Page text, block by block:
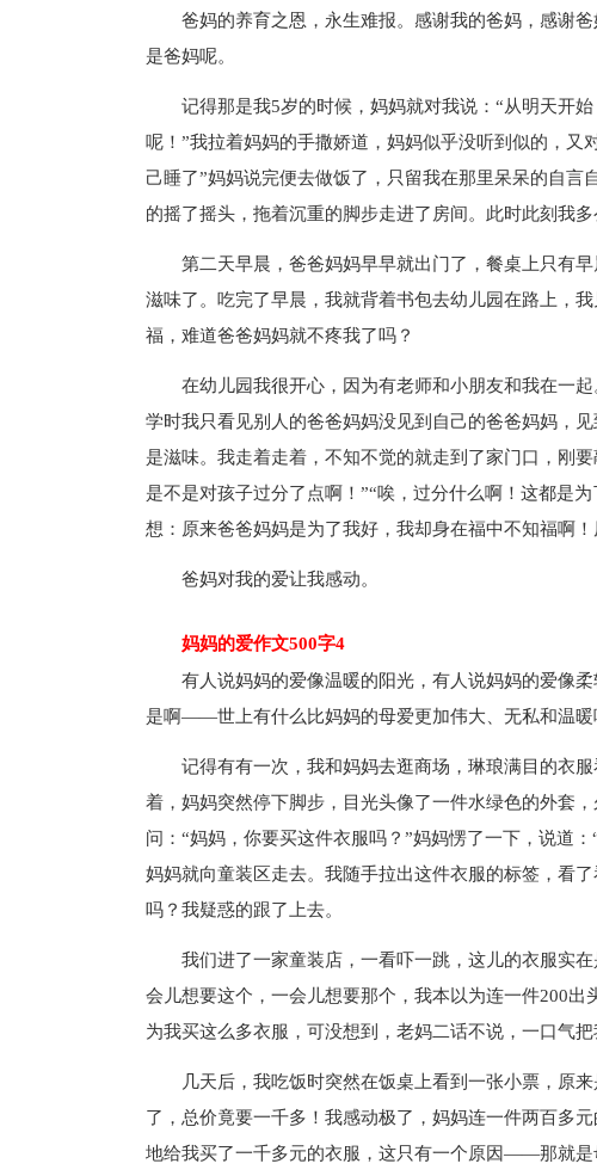
爸妈的养育之恩，永生难报。感谢我的爸妈，感谢爸
是爸妈呢。
记得那是我5岁的时候，妈妈就对我说：“从明天开始
呢！”我拉着妈妈的手撒娇道，妈妈似乎没听到似的，又
己睡了”妈妈说完便去做饭了，只留我在那里呆呆的自
的摇了摇头，拖着沉重的脚步走进了房间。此时此刻我多
第二天早晨，爸爸妈妈早早就出门了，餐桌上只有早
滋味了。吃完了早晨，我就背着书包去幼儿园在路上，
福，难道爸爸妈妈就不疼我了吗？
在幼儿园我很开心，因为有老师和小朋友和我在一起
学时我只看见别人的爸爸妈妈没见到自己的爸爸妈妈，
是滋味。我走着走着，不知不觉的就走到了家门口，刚
是不是对孩子过分了点啊！”“唉，过分什么啊！这都是
想：原来爸爸妈妈是为了我好，我却身在福中不知福啊！
爸妈对我的爱让我感动。
妈妈的爱作文500字4
有人说妈妈的爱像温暖的阳光，有人说妈妈的爱像
是啊——世上有什么比妈妈的母爱更加伟大、无私和温暖
记得有有一次，我和妈妈去逛商场，琳琅满目的衣服
着，妈妈突然停下脚步，目光头像了一件水绿色的外套
问：“妈妈，你要买这件衣服吗？”妈妈愣了一下，说道
妈妈就向童装区走去。我随手拉出这件衣服的标签，看
吗？我疑惑的跟了上去。
我们进了一家童装店，一看吓一跳，这儿的衣服实在
会儿想要这个，一会儿想要那个，我本以为连一件200
为我买这么多衣服，可没想到，老妈二话不说，一口气
几天后，我吃饭时突然在饭桌上看到一张小票，原来
了，总价竟要一千多！我感动极了，妈妈连一件两百多
地给我买了一千多元的衣服，这只有一个原因——那就是